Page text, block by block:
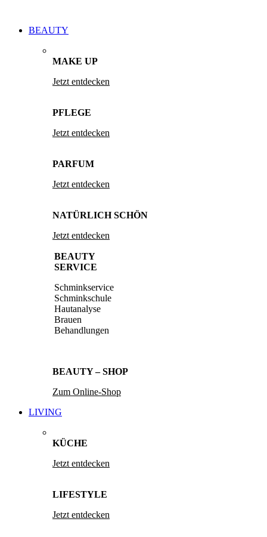
BEAUTY
MAKE UP
Jetzt entdecken
PFLEGE
Jetzt entdecken
PARFUM
Jetzt entdecken
NATÜRLICH SCHÖN
Jetzt entdecken
BEAUTY
SERVICE
Schminkservice
Schminkschule
Hautanalyse
Brauen
Behandlungen
BEAUTY – SHOP
Zum Online-Shop
LIVING
KÜCHE
Jetzt entdecken
LIFESTYLE
Jetzt entdecken